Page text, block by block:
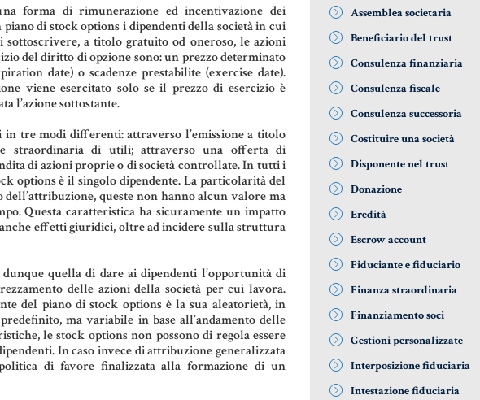
&
DI
TRUST E
AFFIDAMENTO
FIDUCIARIO
ENTI NO-
PROFIT
forma di rimunerazione ed incentivazione dei
di stock options i dipendenti della società in cui
a titolo gratuito od oneroso, le azioni
del diritto di opzione sono: un prezzo determinato
date) o scadenze prestabilite (exercise date).
viene esercitato solo se il prezzo di esercizio è
l’azione sottostante.
tre modi differenti: attraverso l’emissione a titolo
straordinaria di utili; attraverso una offerta di
di azioni proprie o di società controllate. In tutti i
options è il singolo dipendente. La particolarità del
queste non hanno alcun valore ma
Questa caratteristica ha sicuramente un impatto
effetti giuridici, oltre ad incidere sulla struttura
quella di dare ai dipendenti l’opportunità di
delle azioni della società per cui lavora.
del piano di stock options è la sua aleatorietà, in
ma variabile in base all’andamento delle
le stock options non possono di regola essere
In caso invece di attribuzione generalizzata
di favore finalizzata alla formazione di un
Assemblea societaria
Beneficiario del trust
Consulenza finanziaria
Consulenza fiscale
Consulenza successoria
Costituire una società
Disponente nel trust
Donazione
Eredità
Escrow account
Fiduciante e fiduciario
Finanza straordinaria
Finanziamento soci
Gestioni personalizzate
Interposizione fiduciaria
Intestazione fiduciaria